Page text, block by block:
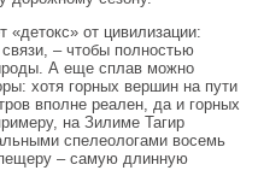
от цивилизации:
– чтобы полностью
А еще сплав можно
хотя горных вершин на пути
вполне реален, да и горных
на Зилиме Тагир
спелеологами восемь
– самую длинную